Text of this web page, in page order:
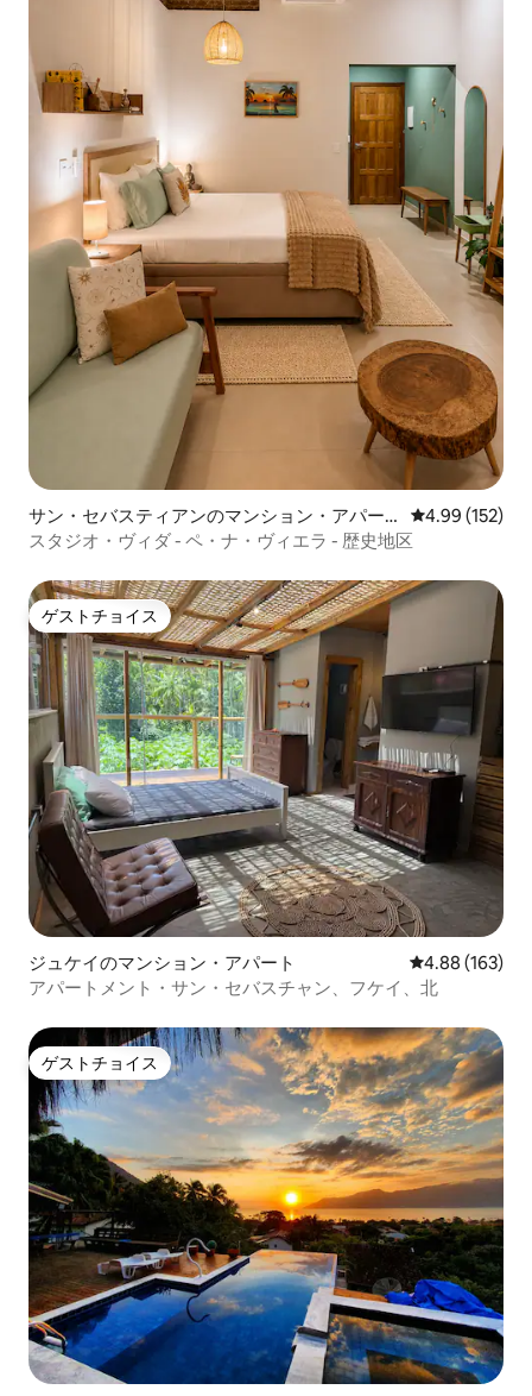
サン・セバスティアンのマンション・アパー
ト
レビュー152
4.99 (152)
スタジオ・ヴィダ - ペ・ナ・ヴィエラ - 歴史地区
ゲストチョイス
ゲストチョイス
ジュケイのマンション・アパート レビュー163
4.88 (163)
アパートメント・サン・セバスチャン、フケイ、北
ゲストチョイス
ゲストチョイス